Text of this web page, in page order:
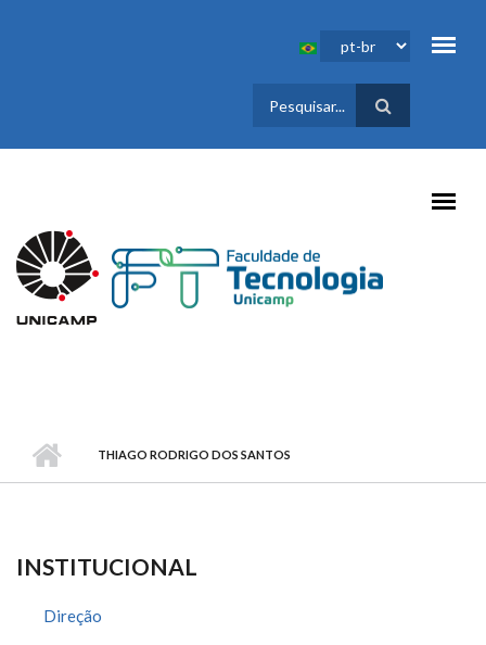
FORMULÁRIO
DE BUSCA
THIAGO RODRIGO DOS SANTOS
INSTITUCIONAL
Direção